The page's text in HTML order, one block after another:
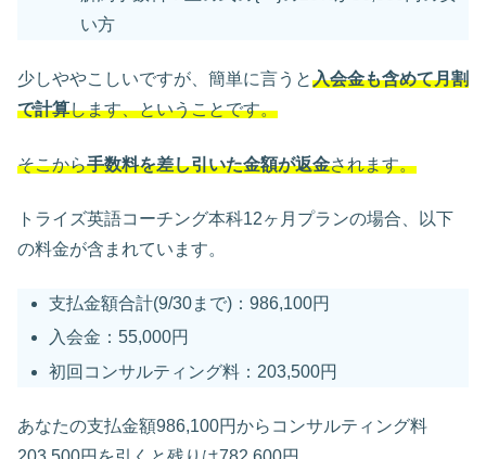
い方
少しややこしいですが、簡単に言うと入会金も含めて月割
で計算します、ということです。
そこから手数料を差し引いた金額が返金されます。
トライズ英語コーチング本科12ヶ月プランの場合、以下
の料金が含まれています。
支払金額合計(9/30まで)：986,100円
入会金：55,000円
初回コンサルティング料：203,500円
あなたの支払金額986,100円からコンサルティング料